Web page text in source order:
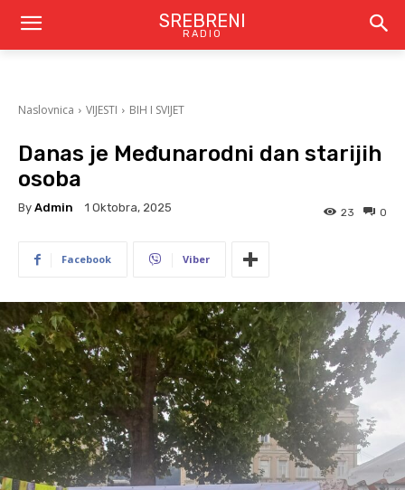
SREBRENI
RADIO
Naslovnica VIJESTI BIH I SVIJET
Danas je Međunarodni dan starijih
osoba
By Admin 1 Oktobra, 2025 0
23
Facebook Viber